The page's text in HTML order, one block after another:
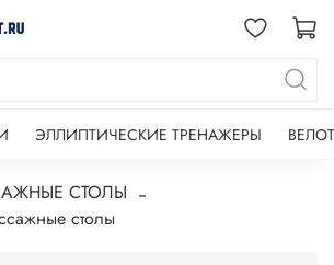
ЭЛЛИПТИЧЕСКИЕ ТРЕНАЖЕРЫ
СТОЛЫ
столы